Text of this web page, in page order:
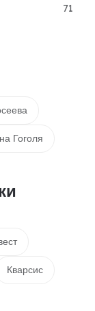
71
Гоголя
Кварсис